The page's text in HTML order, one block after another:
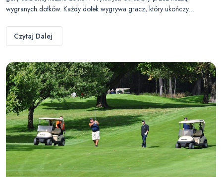
wygranych dołków. Każdy dołek wygrywa gracz, który ukończy…
Czytaj Dalej